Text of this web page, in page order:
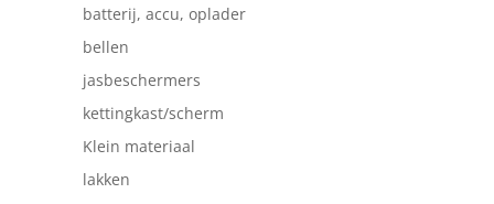
batterij, accu, oplader
bellen
jasbeschermers
kettingkast/scherm
Klein materiaal
lakken